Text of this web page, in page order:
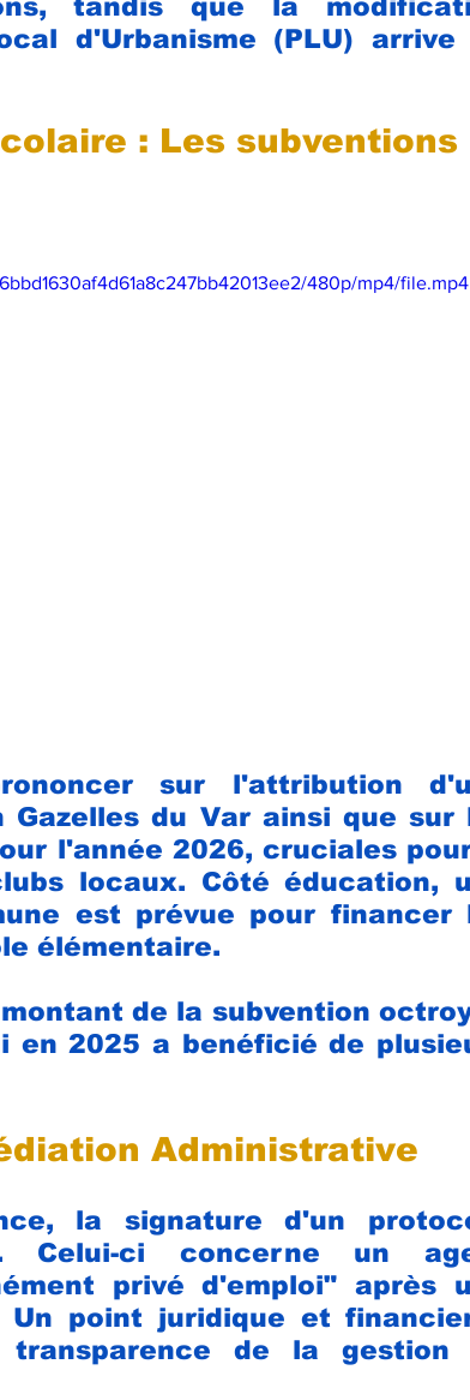
tandis que la
d'Urbanisme (PLU) arrive
: Les subventions
480p/mp4/file.mp4
sur l'attribution
du Var ainsi que sur
l'année 2026, cruciales
locaux. Côté éducation,
est prévue pour financer
élémentaire.
de la subvention
en 2025 a benéficié de
Administrative
la signature d'un
Celui-ci concerne un
privé d'emploi" après
Un point juridique et
de la gestion